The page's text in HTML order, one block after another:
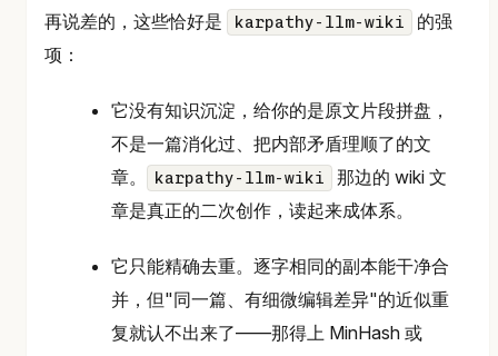
再说差的，这些恰好是 karpathy-llm-wiki
的强
项：
它没有知识沉淀，给你的是原文片段拼盘，
不是一篇消化过、把内部矛盾理顺了的文
章。
karpathy-llm-wiki
那边的 wiki 文
章是真正的二次创作，读起来成体系。
它只能精确去重。逐字相同的副本能干净合
并，但"同一篇、有细微编辑差异"的近似重
复就认不出来了——那得上 MinHash 或